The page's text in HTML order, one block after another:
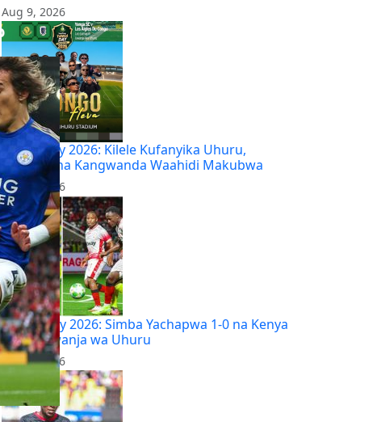
Aug 9, 2026
Yanga Day 2026: Kilele Kufanyika Uhuru,
Shalulile na Kangwanda Waahidi Makubwa
Aug 9, 2026
Simba Day 2026: Simba Yachapwa 1-0 na Kenya
Police Uwanja wa Uhuru
Aug 9, 2026